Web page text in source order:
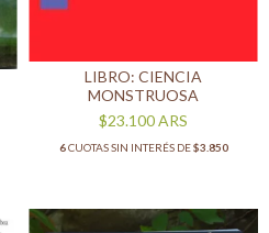
LIBRO: CIENCIA
MONSTRUOSA
$23.100ARS
6CUOTAS SIN INTERÉS DE$3.850